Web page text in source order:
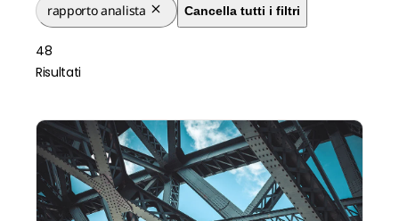
rapporto analista Cancella tutti i filtri
48
Risultati